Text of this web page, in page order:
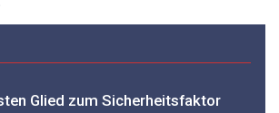
Glied zum Sicherheitsfaktor